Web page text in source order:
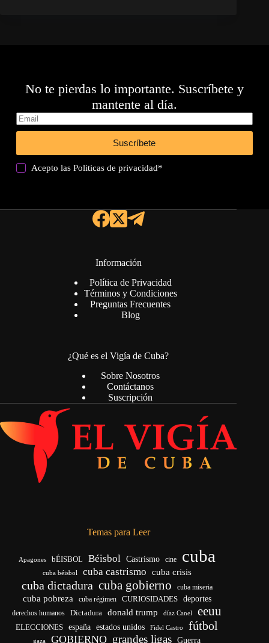
No te pierdas lo importante. Suscríbete y
mantente al día.
Suscríbete
Acepto lasPoliticas de privacidad*
Información
Política de Privacidad
Términos y Condiciones
Preguntas Frecuentes
Blog
¿Qué es el Vigía de Cuba?
Sobre Nosotros
Contáctanos
Suscripción
Temas para Leer
Apagones bÉISBOL Béisbol Castrismo cine cuba
cuba béisbol cuba castrismo cuba crisis
cuba dictadura cuba gobierno cuba miseria
cuba pobreza cuba régimen CURIOSIDADES deportes
derechos humanos Dictadura donald trump díaz Canel eeuu
ELECCIONES españa estados unidos Fidel Castro fútbol
gaza GOBIERNO grandes ligas Guerra